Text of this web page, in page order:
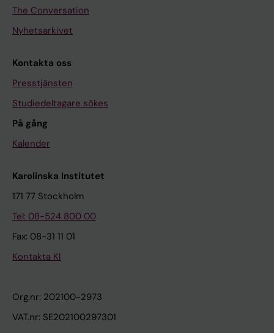
The Conversation
Nyhetsarkivet
Kontakta oss
Presstjänsten
Studiedeltagare sökes
På gång
Kalender
Karolinska Institutet
171 77 Stockholm
Tel: 08-524 800 00
Fax: 08-31 11 01
Kontakta KI
Org.nr: 202100-2973
VAT.nr: SE202100297301